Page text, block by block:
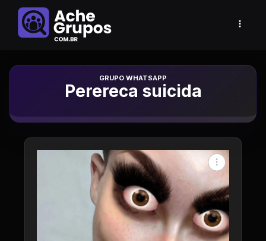
Grupo de Whatsapp
Perereca suicida